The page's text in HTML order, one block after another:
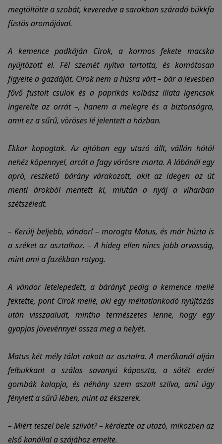
megtöltötte a szobát, keveredve a sarokban száradó bükkfa
füstös aromájával.
A kemence padkáján Cirok, a kormos fekete macska
nyújtózott el. Fél szemét nyitva tartotta, és komótosan
figyelte a gazdáját. Cirok nem a húsra várt – bár a levesben
fővő füstölt csülök és a paprikás kolbász illata igencsak
ingerelte az orrát –, hanem a melegre és a biztonságra,
amit ez a sűrű, vöröses lé jelentett a házban.
Ekkor kopogtak. Az ajtóban egy utazó állt, vállán hótól
nehéz köpennyel, arcát a fagy vörösre marta. A lábánál egy
apró, reszkető bárány várakozott, akit az idegen az út
menti árokból mentett ki, miután a nyáj a viharban
szétszéledt.
– Kerülj beljebb, vándor! – morogta Matus, és már húzta is
a széket az asztalhoz. – A hideg ellen nincs jobb orvosság,
mint ami a fazékban rotyog.
A vándor letelepedett, a bárányt pedig a kemence mellé
fektette, pont Cirok mellé, aki egy méltatlankodó nyújtózás
után visszaaludt, mintha természetes lenne, hogy egy
gyapjas jövevénnyel ossza meg a helyét.
Matus két mély tálat rakott az asztalra. A merőkanál alján
felbukkant a szálas savanyú káposzta, a sötét erdei
gombák kalapja, és néhány szem aszalt szilva, ami úgy
fénylett a sűrű lében, mint az ékszerek.
– Miért teszel bele szilvát? – kérdezte az utazó, miközben az
első kanállal a szájához emelte.